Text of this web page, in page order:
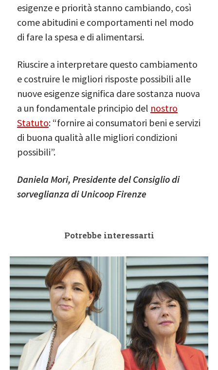
esigenze e priorità stanno cambiando, così
come abitudini e comportamenti nel modo
di fare la spesa e di alimentarsi.
Riuscire a interpretare questo cambiamento
e costruire le migliori risposte possibili alle
nuove esigenze significa dare sostanza nuova
a un fondamentale principio del nostro
Statuto: “fornire ai consumatori beni e servizi
di buona qualità alle migliori condizioni
possibili”.
Daniela Mori, Presidente del Consiglio di
sorveglianza di Unicoop Firenze
Potrebbe interessarti